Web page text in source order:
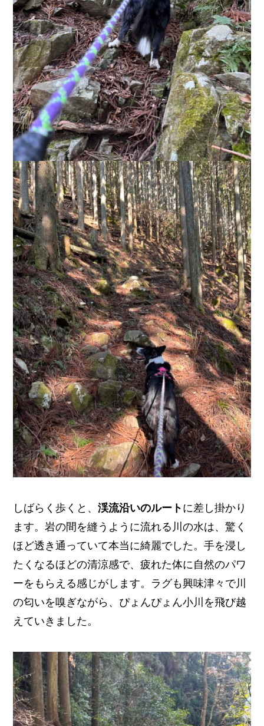
しばらく歩くと、渓流沿いのルート に差し掛かり
ます。岩の間を縫うように流れる川の水は、驚く
ほど透き通っていて本当に綺麗でした。手を浸し
たくなるほどの清涼感で、疲れた体に自然のパワ
ーをもらえる感じがします。ラグも興味津々で川
の匂いを嗅ぎながら、ぴょんぴょん小川を飛び越
えていきました。